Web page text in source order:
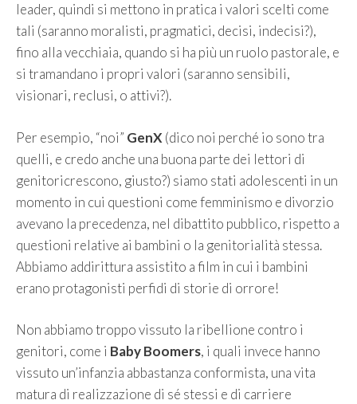
leader, quindi si mettono in pratica i valori scelti come
tali (saranno moralisti, pragmatici, decisi, indecisi?),
fino alla vecchiaia, quando si ha più un ruolo pastorale, e
si tramandano i propri valori (saranno sensibili,
visionari, reclusi, o attivi?).
Per esempio, “noi” GenX (dico noi perché io sono tra
quelli, e credo anche una buona parte dei lettori di
genitoricrescono, giusto?) siamo stati adolescenti in un
momento in cui questioni come femminismo e divorzio
avevano la precedenza, nel dibattito pubblico, rispetto a
questioni relative ai bambini o la genitorialità stessa.
Abbiamo addirittura assistito a film in cui i bambini
erano protagonisti perfidi di storie di orrore!
Non abbiamo troppo vissuto la ribellione contro i
genitori, come i Baby Boomers, i quali invece hanno
vissuto un’infanzia abbastanza conformista, una vita
matura di realizzazione di sé stessi e di carriere